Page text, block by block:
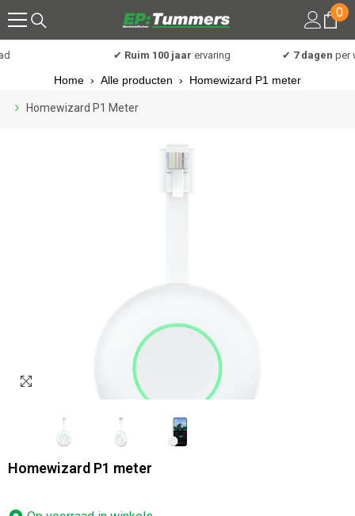
Meteen naar de content 00
✔Ruim 100 jaarervaring ✔7 dagenper
Home › Alle producten › Homewizard P1 meter
Homewizard P1 Meter
Homewizard P1 meter